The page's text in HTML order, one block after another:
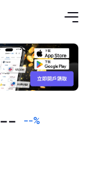
-- --%